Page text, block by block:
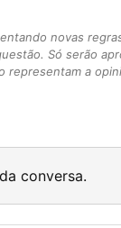
novas
Só serão
representam a
conversa.